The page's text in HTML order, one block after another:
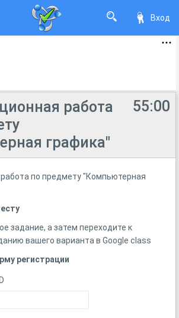
Вход
55:00
работа
графика"
по предмету "Компьютерная
задание, а затем переходите к
вашего варианта в Google class
регистрации